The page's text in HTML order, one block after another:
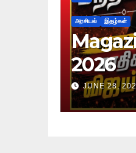
அரசியல் இதழ்கள்
2026
JUNE 28,